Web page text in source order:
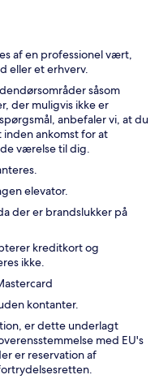
af en professionel vært,
eller et erhverv.
såsom
der muligvis ikke er
anbefaler vi, at du
ankomst for at
værelse til dig.
elevator.
der er brandslukker på
kreditkort og
ikke.
kontanter.
er dette underlagt
med EU's
er reservation af